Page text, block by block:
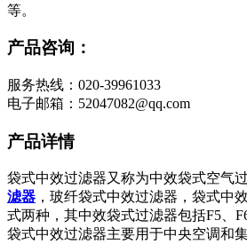
等。
产品咨询：
服务热线：020-39961033
电子邮箱：52047082@qq.com
产品详情
袋式中效过滤器又称为中效袋式空气过
滤器 ，玻纤袋式中效过滤器，袋式中
式两种，其中效袋式过滤器包括F5、
袋式中效过滤器主要用于中央空调和